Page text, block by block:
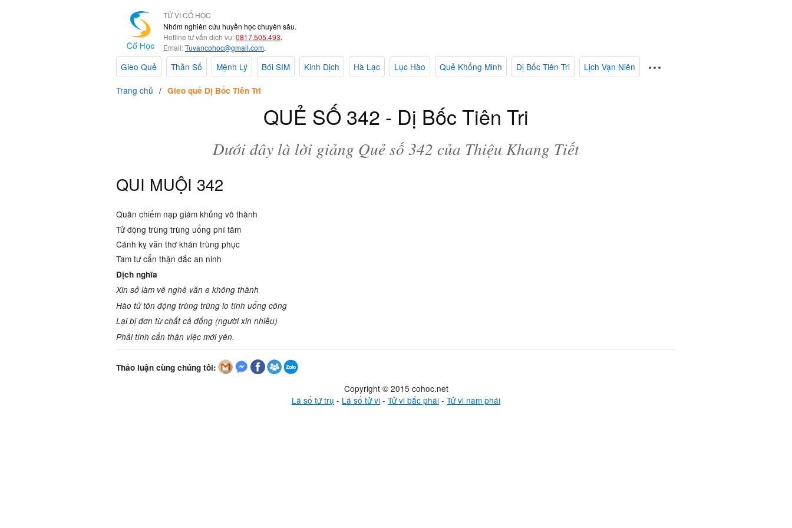
TỬ VI CỔ HỌC
Nhóm nghiên cứu huyền học chuyên sâu.
Hotline tư vấn dịch vụ:0817.505.493.
Email:Tuvancohoc@gmail.com.
Gieo Quẻ Thần Số Mệnh Lý Bói SIM Kinh Dịch Hà Lạc Lục Hào Quẻ Khổng Minh Dị Bốc Tiên Tri
Lịch Vạn Niên
Trang chủ
Gieo quẻ Dị Bốc Tiên Tri
QUẺ SỐ 342 - Dị Bốc Tiên Tri
Dưới đây là lời giảng Quẻ số 342 của Thiệu Khang Tiết
QUI MUỘI 342
Quân chiếm nạp giám khủng vô thành
Tử động trùng trùng uổng phí tâm
Cánh kỵ văn thơ khán trùng phục
Tam tư cẩn thận đắc an ninh
Dịch nghĩa
Xin sở làm về nghề văn e không thành
Hào tửtôn động trùng trùng lo tính uổng công
Lại bịđơn từ chất cả đống (người xin nhiều)
Phảitính cẩn thận việc mới yên.
Thảo luận cùng chúng tôi:
Copyright © 2015 cohoc.net
Lá số tứ trụ - Lá số tử vi - Tử vi bắc phái - Tử vi nam phái